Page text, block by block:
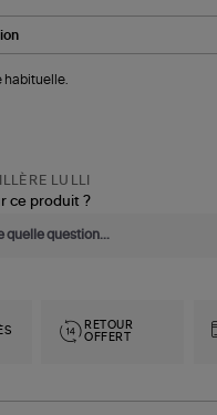
habituelle.
LULLI
ce produit ?
RETOUR
OFFERT